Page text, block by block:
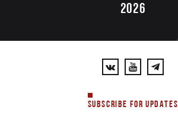
2026
SUBSCRIBE FOR UPDATES